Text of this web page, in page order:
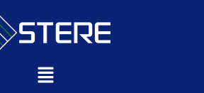
Main